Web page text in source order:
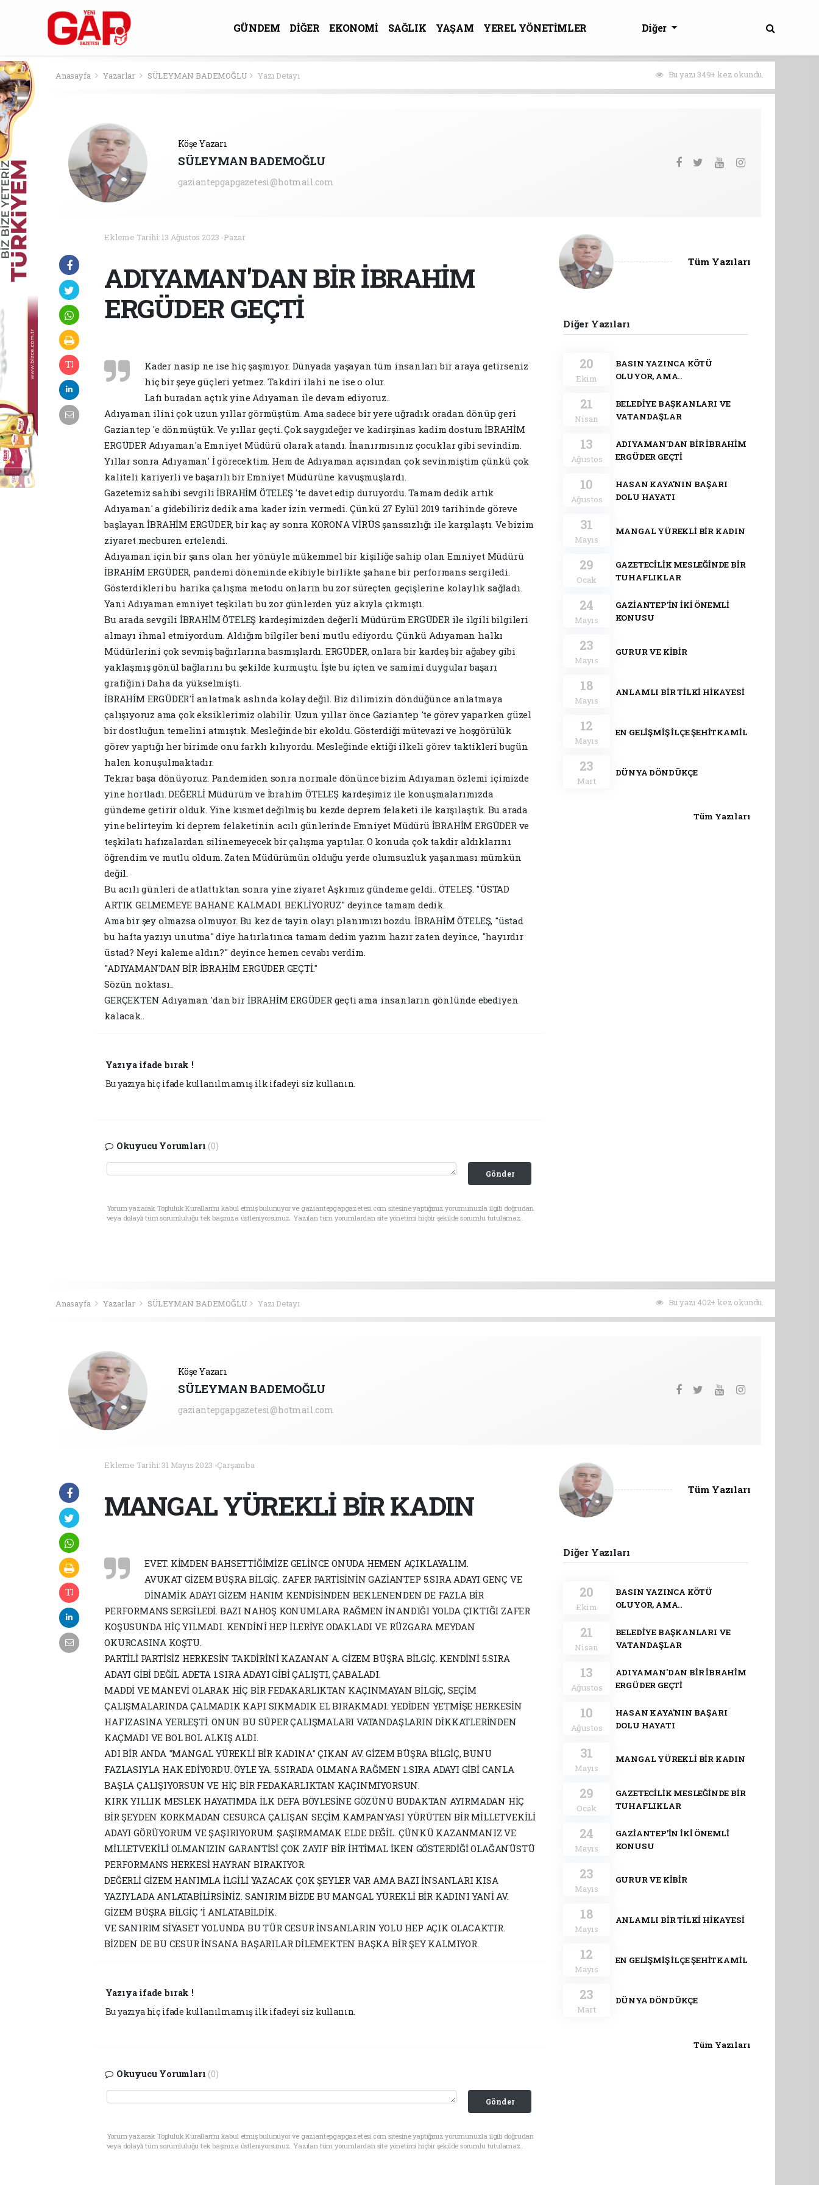
GÜNDEM DİĞER EKONOMİ SAĞLIK YAŞAM
YEREL YÖNETİMLER
Diğer
Anasayfa Yazarlar SÜLEYMAN BADEMOĞLU Yazı Detayı Bu yazı 349+ kez okundu.
Köşe Yazarı
SÜLEYMAN BADEMOĞLU
gaziantepgapgazetesi@hotmail.com
Ekleme Tarihi: 13 Ağustos 2023 -Pazar
ADIYAMAN'DAN BİR İBRAHİM
ERGÜDER GEÇTİ
Kader nasip ne ise hiç şaşmıyor. Dünyada yaşayan tüm insanları bir araya getirseniz
hiç bir şeye güçleri yetmez. Takdiri ilahi ne ise o olur.
Lafı buradan açtık yine Adıyaman ile devam ediyoruz..
Adıyaman ilini çok uzun yıllar görmüştüm. Ama sadece bir yere uğradık oradan dönüp geri
Gaziantep 'e dönmüştük. Ve yıllar geçti. Çok saygıdeğer ve kadirşinas kadim dostum İBRAHİM
ERGÜDER Adıyaman'a Emniyet Müdürü olarak atandı. İnanırmısınız çocuklar gibi sevindim.
Yıllar sonra Adıyaman' İ görecektim. Hem de Adıyaman açısından çok sevinmiştim çünkü çok
kaliteli kariyerli ve başarılı bir Emniyet Müdürüne kavuşmuşlardı.
Gazetemiz sahibi sevgili İBRAHİM ÖTELEŞ 'te davet edip duruyordu. Tamam dedik artık
Adıyaman' a gidebiliriz dedik ama kader izin vermedi. Çünkü 27 Eylül 2019 tarihinde göreve
başlayan İBRAHİM ERGÜDER, bir kaç ay sonra KORONA VİRÜS şanssızlığı ile karşılaştı. Ve bizim
ziyaret mecburen ertelendi.
Adıyaman için bir şans olan her yönüyle mükemmel bir kişiliğe sahip olan Emniyet Müdürü
İBRAHİM ERGÜDER, pandemi döneminde ekibiyle birlikte şahane bir performans sergiledi.
Gösterdikleri bu harika çalışma metodu onların bu zor süreçten geçişlerine kolaylık sağladı.
Yani Adıyaman emniyet teşkilatı bu zor günlerden yüz akıyla çıkmıştı.
Bu arada sevgili İBRAHİM ÖTELEŞ kardeşimizden değerli Müdürüm ERGÜDER ile ilgili bilgileri
almayı ihmal etmiyordum. Aldığım bilgiler beni mutlu ediyordu. Çünkü Adıyaman halkı
Müdürlerini çok sevmiş bağırlarına basmışlardı. ERGÜDER, onlara bir kardeş bir ağabey gibi
yaklaşmış gönül bağlarını bu şekilde kurmuştu. İşte bu içten ve samimi duygular başarı
grafiğini Daha da yükselmişti.
İBRAHİM ERGÜDER'İ anlatmak aslında kolay değil. Biz dilimizin döndüğünce anlatmaya
çalışıyoruz ama çok eksiklerimiz olabilir. Uzun yıllar önce Gaziantep 'te görev yaparken güzel
bir dostluğun temelini atmıştık. Mesleğinde bir ekoldu. Gösterdiği mütevazi ve hoşgörülük
görev yaptığı her birimde onu farklı kılıyordu. Mesleğinde ektiği ilkeli görev taktikleri bugün
halen konuşulmaktadır.
Tekrar başa dönüyoruz. Pandemiden sonra normale dönünce bizim Adıyaman özlemi içimizde
yine hortladı. DEĞERLİ Müdürüm ve İbrahim ÖTELEŞ kardeşimiz ile konuşmalarımızda
gündeme getirir olduk. Yine kısmet değilmiş bu kezde deprem felaketi ile karşılaştık. Bu arada
yine belirteyim ki deprem felaketinin acılı günlerinde Emniyet Müdürü İBRAHİM ERGÜDER ve
teşkilatı hafızalardan silinemeyecek bir çalışma yaptılar. O konuda çok takdir aldıklarını
öğrendim ve mutlu oldum. Zaten Müdürümün olduğu yerde olumsuzluk yaşanması mümkün
değil.
Bu acılı günleri de atlattıktan sonra yine ziyaret Aşkımız gündeme geldi.. ÖTELEŞ. "ÜSTAD
ARTIK GELMEMEYE BAHANE KALMADI. BEKLİYORUZ" deyince tamam dedik.
Ama bir şey olmazsa olmuyor. Bu kez de tayin olayı planımızı bozdu. İBRAHİM ÖTELEŞ, "üstad
bu hafta yazıyı unutma" diye hatırlatınca tamam dedim yazım hazır zaten deyince, "hayırdır
üstad? Neyi kaleme aldın?" deyince hemen cevabı verdim.
"ADIYAMAN'DAN BİR İBRAHİM ERGÜDER GEÇTİ."
Sözün noktası..
GERÇEKTEN Adıyaman 'dan bir İBRAHİM ERGÜDER geçti ama insanların gönlünde ebediyen
kalacak..
Yazıya ifade bırak !
Bu yazıya hiç ifade kullanılmamış ilk ifadeyi siz kullanın.
Okuyucu Yorumları (0)
Gönder
Yorum yazarak Topluluk Kuralları’nı kabul etmiş bulunuyor ve gaziantepgapgazetesi.com sitesine yaptığınız yorumunuzla ilgili doğrudan
veya dolaylı tüm sorumluluğu tek başınıza üstleniyorsunuz. Yazılan tüm yorumlardan site yönetimi hiçbir şekilde sorumlu tutulamaz.
Tüm Yazıları
Diğer Yazıları
20
Ekim
BASIN YAZINCA KÖTÜ
OLUYOR, AMA..
21
Nisan
BELEDİYE BAŞKANLARI VE
VATANDAŞLAR
13
Ağustos
ADIYAMAN'DAN BİR İBRAHİM
ERGÜDER GEÇTİ
10
Ağustos
HASAN KAYA'NIN BAŞARI
DOLU HAYATI
31
Mayıs
MANGAL YÜREKLİ BİR KADIN
29
Ocak
GAZETECİLİK MESLEĞİNDE BİR
TUHAFLIKLAR
24
Mayıs
GAZİANTEP’İN İKİ ÖNEMLİ
KONUSU
23
Mayıs
GURUR VE KİBİR
18
Mayıs
ANLAMLI BİR TİLKİ HİKAYESİ
12
Mayıs
EN GELİŞMİŞ İLÇE ŞEHİTKAMİL
23
Mart
DÜNYA DÖNDÜKÇE
Tüm Yazıları
Anasayfa Yazarlar SÜLEYMAN BADEMOĞLU Yazı Detayı Bu yazı 402+ kez okundu.
Köşe Yazarı
SÜLEYMAN BADEMOĞLU
gaziantepgapgazetesi@hotmail.com
Ekleme Tarihi: 31 Mayıs 2023 -Çarşamba
MANGAL YÜREKLİ BİR KADIN
EVET. KİMDEN BAHSETTİĞİMİZE GELİNCE ONUDA HEMEN AÇIKLAYALIM.
AVUKAT GİZEM BÜŞRA BİLGİÇ. ZAFER PARTİSİNİN GAZİANTEP 5.SIRA ADAYI GENÇ VE
DİNAMİK ADAYI GİZEM HANIM KENDİSİNDEN BEKLENENDEN DE FAZLA BİR
PERFORMANS SERGİLEDİ. BAZI NAHOŞ KONUMLARA RAĞMEN İNANDIĞI YOLDA ÇIKTIĞI ZAFER
KOŞUSUNDA HİÇ YILMADI. KENDİNİ HEP İLERİYE ODAKLADI VE RÜZGARA MEYDAN
OKURCASINA KOŞTU.
PARTİLİ PARTİSİZ HERKESİN TAKDİRİNİ KAZANAN A. GİZEM BÜŞRA BİLGİÇ. KENDİNİ 5.SIRA
ADAYI GİBİ DEĞİL ADETA 1.SIRA ADAYI GİBİ ÇALIŞTI, ÇABALADI.
MADDİ VE MANEVİ OLARAK HİÇ BİR FEDAKARLIKTAN KAÇINMAYAN BİLGİÇ, SEÇİM
ÇALIŞMALARINDA ÇALMADIK KAPI SIKMADIK EL BIRAKMADI. YEDİDEN YETMİŞE HERKESİN
HAFIZASINA YERLEŞTİ. ONUN BU SÜPER ÇALIŞMALARI VATANDAŞLARIN DİKKATLERİNDEN
KAÇMADI VE BOL BOL ALKIŞ ALDI.
ADI BİR ANDA "MANGAL YÜREKLİ BİR KADINA" ÇIKAN AV. GİZEM BÜŞRA BİLGİÇ, BUNU
FAZLASIYLA HAK EDİYORDU. ÖYLE YA. 5.SIRADA OLMANA RAĞMEN 1.SIRA ADAYI GİBİ CANLA
BAŞLA ÇALIŞIYORSUN VE HİÇ BİR FEDAKARLIKTAN KAÇINMIYORSUN.
KIRK YILLIK MESLEK HAYATIMDA İLK DEFA BÖYLESİNE GÖZÜNÜ BUDAKTAN AYIRMADAN HİÇ
BİR ŞEYDEN KORKMADAN CESURCA ÇALIŞAN SEÇİM KAMPANYASI YÜRÜTEN BİR MİLLETVEKİLİ
ADAYI GÖRÜYORUM VE ŞAŞIRIYORUM. ŞAŞIRMAMAK ELDE DEĞİL. ÇÜNKÜ KAZANMANIZ VE
MİLLETVEKİLİ OLMANIZIN GARANTİSİ ÇOK ZAYIF BİR İHTİMAL İKEN GÖSTERDİĞİ OLAĞANÜSTÜ
PERFORMANS HERKESİ HAYRAN BIRAKIYOR.
DEĞERLİ GİZEM HANIMLA İLGİLİ YAZACAK ÇOK ŞEYLER VAR AMA BAZI İNSANLARI KISA
YAZIYLADA ANLATABİLİRSİNİZ. SANIRIM BİZDE BU MANGAL YÜREKLİ BİR KADINI YANİ AV.
GİZEM BÜŞRA BİLGİÇ 'İ ANLATABİLDİK.
VE SANIRIM SİYASET YOLUNDA BU TÜR CESUR İNSANLARIN YOLU HEP AÇIK OLACAKTIR.
BİZDEN DE BU CESUR İNSANA BAŞARILAR DİLEMEKTEN BAŞKA BİR ŞEY KALMIYOR.
Yazıya ifade bırak !
Bu yazıya hiç ifade kullanılmamış ilk ifadeyi siz kullanın.
Okuyucu Yorumları (0)
Gönder
Yorum yazarak Topluluk Kuralları’nı kabul etmiş bulunuyor ve gaziantepgapgazetesi.com sitesine yaptığınız yorumunuzla ilgili doğrudan
veya dolaylı tüm sorumluluğu tek başınıza üstleniyorsunuz. Yazılan tüm yorumlardan site yönetimi hiçbir şekilde sorumlu tutulamaz.
Tüm Yazıları
Diğer Yazıları
20
Ekim
BASIN YAZINCA KÖTÜ
OLUYOR, AMA..
21
Nisan
BELEDİYE BAŞKANLARI VE
VATANDAŞLAR
13
Ağustos
ADIYAMAN'DAN BİR İBRAHİM
ERGÜDER GEÇTİ
10
Ağustos
HASAN KAYA'NIN BAŞARI
DOLU HAYATI
31
Mayıs
MANGAL YÜREKLİ BİR KADIN
29
Ocak
GAZETECİLİK MESLEĞİNDE BİR
TUHAFLIKLAR
24
Mayıs
GAZİANTEP’İN İKİ ÖNEMLİ
KONUSU
23
Mayıs
GURUR VE KİBİR
18
Mayıs
ANLAMLI BİR TİLKİ HİKAYESİ
12
Mayıs
EN GELİŞMİŞ İLÇE ŞEHİTKAMİL
23
Mart
DÜNYA DÖNDÜKÇE
Tüm Yazıları